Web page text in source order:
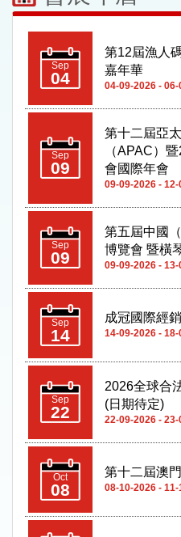
Sep
04
第12屆漁人
嘉年華
04-09-2026 -
Sep
09
第十二屆亞
（APAC）
會國際年會
09-09-2026 -
Sep
09
第五屆中國
博覽會 暨橫
09-09-2026 -
Sep
14
成冠國際經
14-09-2026 -
Sep
22
2026全球合
(日期待定)
22-09-2026 -
Oct
08
第十二屆澳
08-10-2026 -